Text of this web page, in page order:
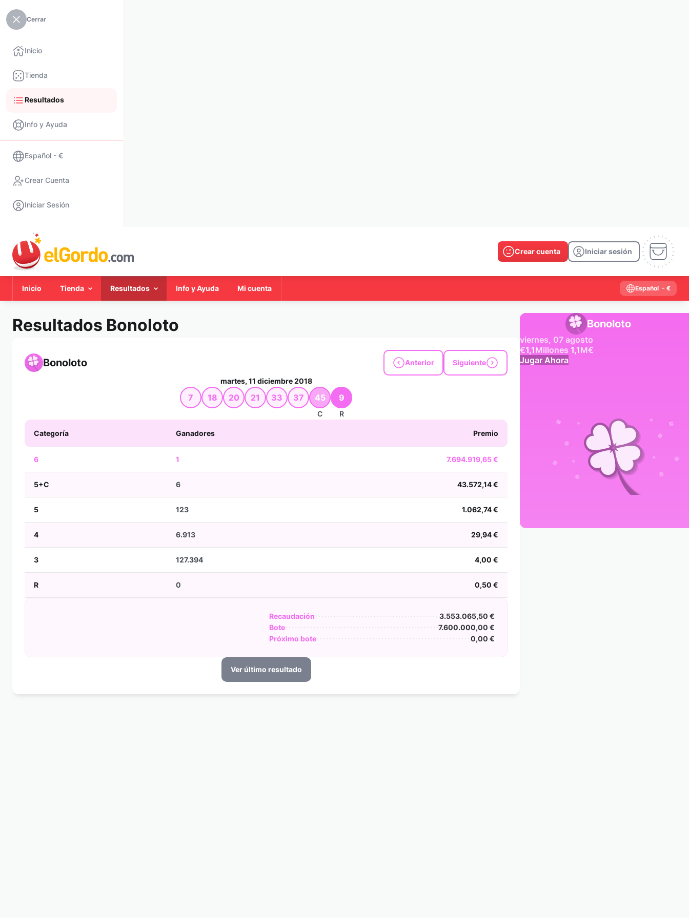
Cerrar
Inicio
Tienda
Resultados
Info y Ayuda
Español - €
Crear Cuenta
Iniciar Sesión
Crear cuenta Iniciar sesión
Inicio Tienda Resultados Info y Ayuda Mi cuenta Español - €
Resultados Bonoloto
Bonoloto Anterior Siguiente
martes, 11 diciembre 2018
7 18 20 21 33 37 45
C
9
R
Categoría Ganadores Premio
6 1 7.694.919,65 €
5+C 6 43.572,14 €
5 123 1.062,74 €
4 6.913 29,94 €
3 127.394 4,00 €
R 0 0,50 €
Recaudación
3.553.065,50 €
Bote
7.600.000,00 €
Próximo bote
0,00 €
Ver último resultado
Bonoloto
viernes, 07 agosto
€1,1Millones 1,1M€
Jugar Ahora
2023 2022
2021
2018 2017 2016
2013 2012 2011 2010
2009
2006 2005 2004 2003
2001 2000 1999 1998 1997
1994 1993 1992